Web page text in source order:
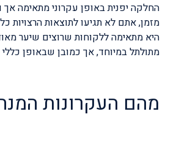
החלקה יפנית באופן עקרוני מתאימה
מזמן, אתם לא תגיעו לתוצאות הרצויות
היא מתאימה ללקוחות שרוצים שיער
מתולתל במיוחד, אך כמובן שבאופן
מהם העקרונות